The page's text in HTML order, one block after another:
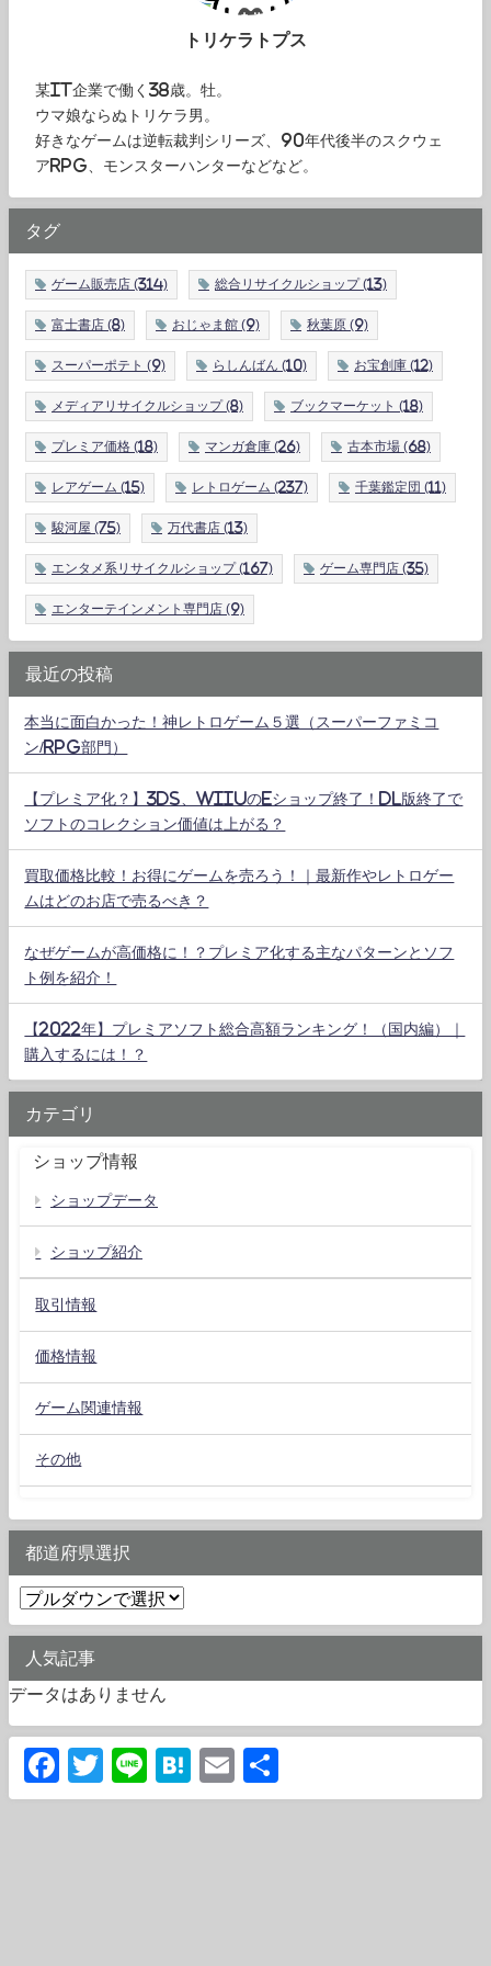
トリケラトプス
某IT企業で働く38歳。牡。
ウマ娘ならぬトリケラ男。
好きなゲームは逆転裁判シリーズ、90年代後半のスクウェ
アRPG、モンスターハンターなどなど。
タグ
ゲーム販売店 (314) 総合リサイクルショップ (13)
富士書店 (8) おじゃま館 (9) 秋葉原 (9)
スーパーポテト (9) らしんばん (10) お宝創庫 (12)
メディアリサイクルショップ (8) ブックマーケット (18)
プレミア価格 (18) マンガ倉庫 (26) 古本市場 (68)
レアゲーム (15) レトロゲーム (237) 千葉鑑定団 (11)
駿河屋 (75) 万代書店 (13)
エンタメ系リサイクルショップ (167) ゲーム専門店 (35)
エンターテインメント専門店 (9)
最近の投稿
本当に面白かった！神レトロゲーム５選（スーパーファミコ
ン/RPG部門）
【プレミア化？】3DS、WiiUのeショップ終了！DL版終了で
ソフトのコレクション価値は上がる？
買取価格比較！お得にゲームを売ろう！｜最新作やレトロゲー
ムはどのお店で売るべき？
なぜゲームが高価格に！？プレミア化する主なパターンとソフ
ト例を紹介！
【2022年】プレミアソフト総合高額ランキング！（国内編）｜
購入するには！？
カテゴリ
ショップ情報
ショップデータ
ショップ紹介
取引情報
価格情報
ゲーム関連情報
その他
都道府県選択
人気記事
データはありません
Facebook
Twitter
LineHatena
Email
有